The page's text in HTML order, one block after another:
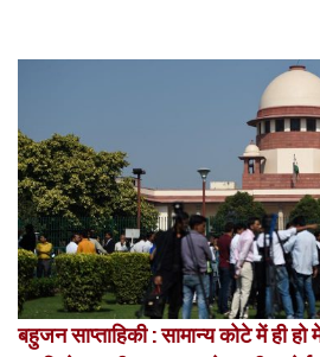
बहुजन साप्ताहिकी : सामान्य कोटे में ही हो